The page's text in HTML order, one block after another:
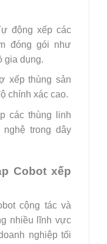
động xếp các
đóng gói như
gia dụng.
xếp thùng sản
chính xác cao.
các thùng linh
trong dây
Cobot xếp
cộng tác và
nhiều lĩnh vực
nghiệp tối